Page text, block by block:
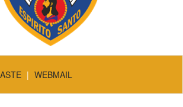
| WEBMAIL